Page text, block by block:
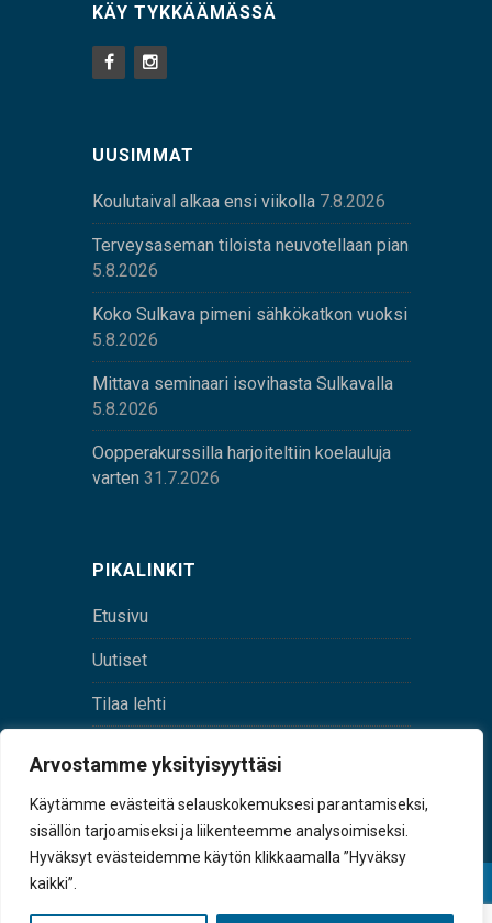
Arvostamme yksityisyyttäsi
Käytämme evästeitä selauskokemuksesi parantamiseksi,
sisällön tarjoamiseksi ja liikenteemme analysoimiseksi.
Hyväksyt evästeidemme käytön klikkaamalla ”Hyväksy
kaikki”.
KÄY TYKKÄÄMÄSSÄ
UUSIMMAT
Koulutaival alkaa ensi viikolla 7.8.2026
Terveysaseman tiloista neuvotellaan pian
5.8.2026
Koko Sulkava pimeni sähkökatkon vuoksi
5.8.2026
Mittava seminaari isovihasta Sulkavalla
5.8.2026
Oopperakurssilla harjoiteltiin koelauluja
varten 31.7.2026
PIKALINKIT
Etusivu
Uutiset
Tilaa lehti
tunnus 0167229-8